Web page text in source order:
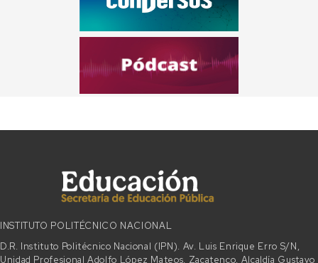
INSTITUTO POLITÉCNICO NACIONAL
D.R. Instituto Politécnico Nacional (IPN). Av. Luis Enrique Erro S/N,
Unidad Profesional Adolfo López Mateos, Zacatenco, Alcaldía Gustavo